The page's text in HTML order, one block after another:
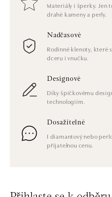
Materiály i šperky. Jen
drahé kameny a perly.
Nadčasové
Rodinné klenoty, které
dceru i vnučku.
Designové
Díky špičkovému
technologiím.
Dosažitelné
I diamantový nebo
přijatelnou cenu.